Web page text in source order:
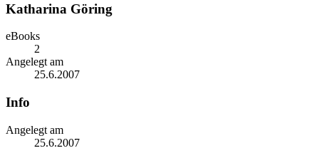
Katharina Göring
eBooks
2
Angelegt am
25.6.2007
Info
Angelegt am
25.6.2007